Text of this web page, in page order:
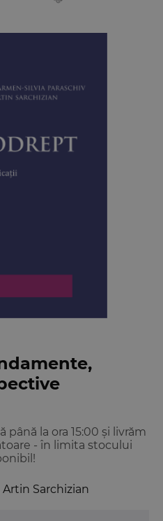
Artin Sarchizian
până la ora 15:00 și livrăm
- în limita stocului